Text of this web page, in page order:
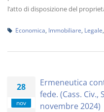
l’atto di disposizione del
Economica Immobiliare Legale
28
nov
Ermeneutica
fede. (Cass. Civ.,
novembre 2024)